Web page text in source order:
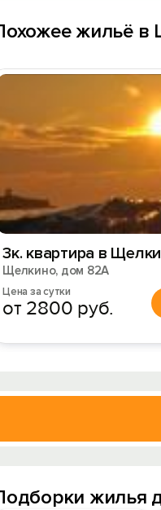
жильё в
3к. квартира в
Щелкино, дом 82А
Цена за сутки
от 2800 руб.
жилья